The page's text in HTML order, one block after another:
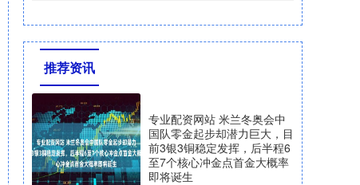
推荐资讯
专业配资网站 米兰冬奥会中
国队零金起步却潜力巨大，目
前3银3铜稳定发挥，后半程6
至7个核心冲金点首金大概率
即将诞生